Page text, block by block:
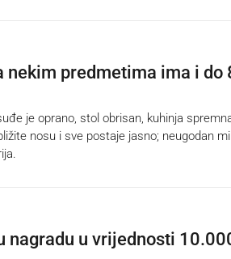
nekim predmetima ima i do
je oprano, stol obrisan, kuhinja
nosu i sve postaje jasno; neugodan
nagradu u vrijednosti